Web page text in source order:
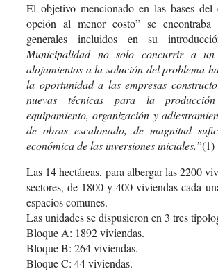
El objetivo mencionado en las bases del
opción al menor costo” se
generales incluidos en su
Municipalidad no solo concurrir a
alojamientos a la solución del problema
la oportunidad a las empresas
nuevas técnicas para la
equipamiento, organización y
de obras escalonado, de magnitud
económica de las inversiones iniciales.”(1)
Las 14 hectáreas, para albergar las 2200
sectores, de 1800 y 400 viviendas cada
espacios comunes.
Las unidades se dispusieron en 3 tres
Bloque A: 1892 viviendas.
Bloque B: 264 viviendas.
Bloque C: 44 viviendas.